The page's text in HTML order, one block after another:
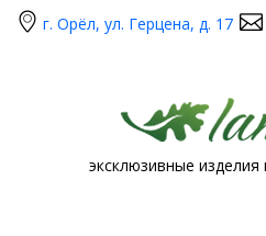
г. Орёл, ул. Герцена, д. 17
эксклюзивные изделия